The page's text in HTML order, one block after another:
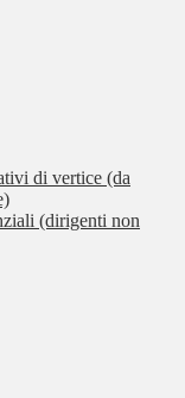
di vertice (da
(dirigenti non